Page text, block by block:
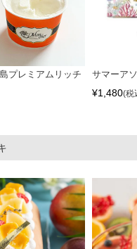
プレミアムリッチ
サマーア
¥1,480 税